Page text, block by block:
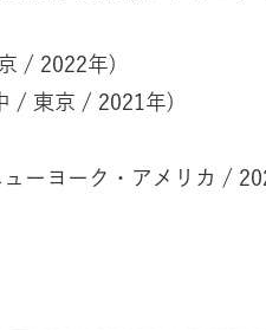
/ 2022年)
/ 東京 / 2021年)
ーヨーク・アメリカ /